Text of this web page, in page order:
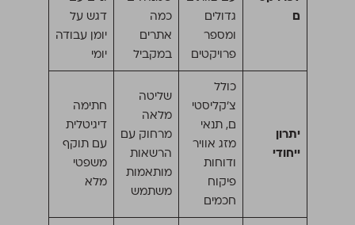
ם
גדולים
ומספר
פרויקטים
כמה
אתרים
במקביל
דגש על
יומן עבודה
יומי
יתרון
ייחודי
כולל
צ’קליסטי
ם, תנאי
מזג אוויר
ודוחות
פיקוח
חכמים
שליטה
מלאה
מרחוק עם
הרשאות
מותאמות
משתמש
חתימה
דיגיטלית
עם תוקף
משפטי
מלא